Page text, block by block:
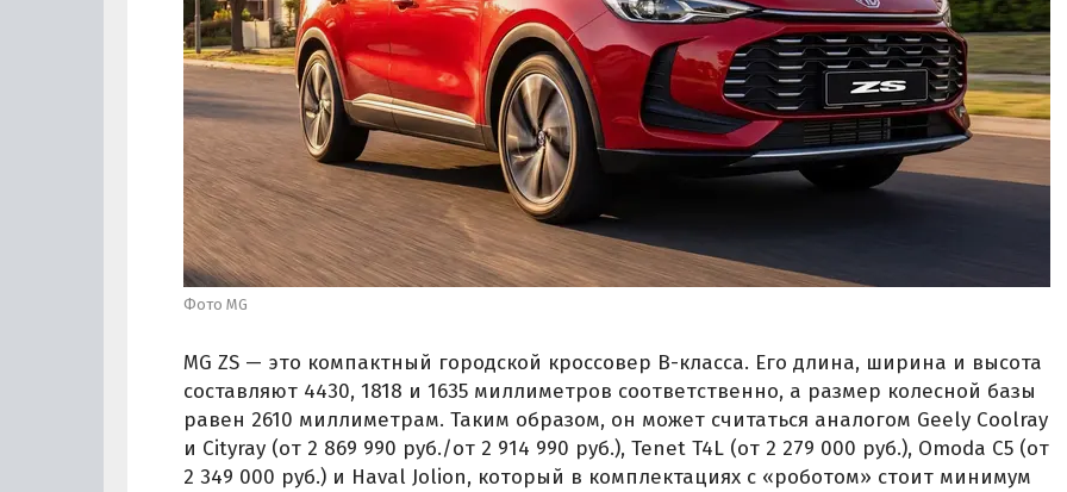
Фото MG
MG ZS — это компактный городской кроссовер B-класса. Его длина, ширина и высота
составляют 4430, 1818 и 1635 миллиметров соответственно, а размер колесной базы
равен 2610 миллиметрам. Таким образом, он может считаться аналогом Geely Coolray
и Cityray (от 2 869 990 руб./от 2 914 990 руб.), Tenet T4L (от 2 279 000 руб.), Omoda C5 (от
2 349 000 руб.) и Haval Jolion, который в комплектациях с «роботом» стоит минимум